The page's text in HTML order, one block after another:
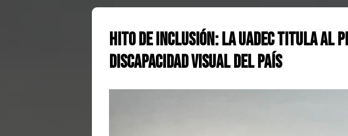
Hito de Inclusión: La UAdeC Titula al
Discapacidad Visual del País